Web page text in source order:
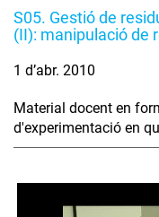
S05. Gestió de
(II): manipulació de
1 d’abr. 2010
Material docent en
d'experimentació en